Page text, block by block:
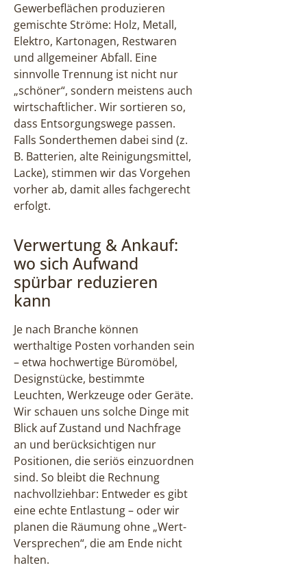
Gewerbeflächen produzieren
gemischte Ströme: Holz, Metall,
Elektro, Kartonagen, Restwaren
und allgemeiner Abfall. Eine
sinnvolle Trennung ist nicht nur
„schöner“, sondern meistens auch
wirtschaftlicher. Wir sortieren so,
dass Entsorgungswege passen.
Falls Sonderthemen dabei sind (z.
B. Batterien, alte Reinigungsmittel,
Lacke), stimmen wir das Vorgehen
vorher ab, damit alles fachgerecht
erfolgt.
Verwertung & Ankauf:
wo sich Aufwand
spürbar reduzieren
kann
Je nach Branche können
werthaltige Posten vorhanden sein
– etwa hochwertige Büromöbel,
Designstücke, bestimmte
Leuchten, Werkzeuge oder Geräte.
Wir schauen uns solche Dinge mit
Blick auf Zustand und Nachfrage
an und berücksichtigen nur
Positionen, die seriös einzuordnen
sind. So bleibt die Rechnung
nachvollziehbar: Entweder es gibt
eine echte Entlastung – oder wir
planen die Räumung ohne „Wert-
Versprechen“, die am Ende nicht
halten.